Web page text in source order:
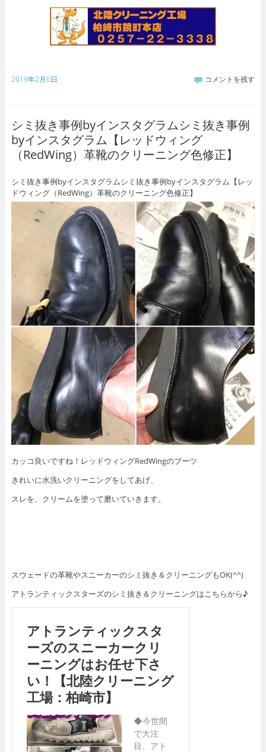
2019年2月6日 コメントを残す
シミ抜き事例byインスタグラムシミ抜き事例
byインスタグラム【レッドウィング
（RedWing）革靴のクリーニング色修正】
シミ抜き事例byインスタグラムシミ抜き事例byインスタグラム【レッ
ドウィング（RedWing）革靴のクリーニング色修正】
カッコ良いですね！レッドウィングRedWingのブーツ
きれいに水洗いクリーニングをしてあげ、
スレを、クリームを塗って磨いていきます。
スウェードの革靴やスニーカーのシミ抜き＆クリーニングもOK(^^)
アトランティックスターズのシミ抜き＆クリーニングはこちらから♪